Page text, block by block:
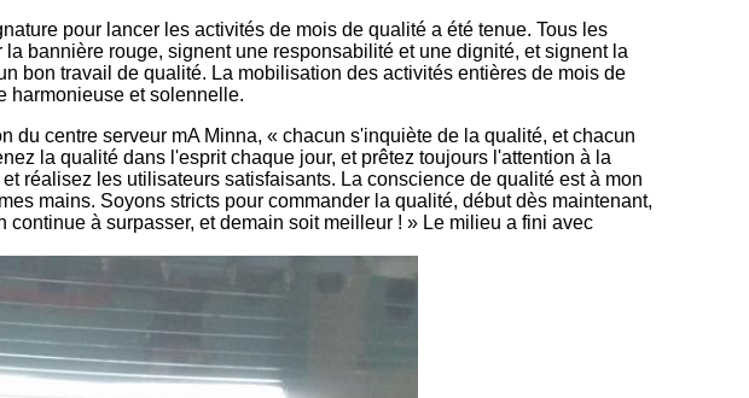
pour lancer les activités de mois de qualité a été tenue. Tous les
bannière rouge, signent une responsabilité et une dignité, et signent la
bon travail de qualité. La mobilisation des activités entières de mois de
harmonieuse et solennelle.
du centre serveur mA Minna, « chacun s'inquiète de la qualité, et chacun
la qualité dans l'esprit chaque jour, et prêtez toujours l'attention à la
réalisez les utilisateurs satisfaisants. La conscience de qualité est à mon
mains. Soyons stricts pour commander la qualité, début dès maintenant,
à surpasser, et demain soit meilleur ! » Le milieu a fini avec